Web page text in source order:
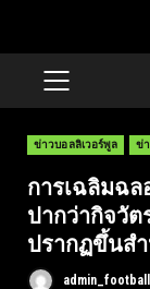
PRIMARY
ข่าวบอลลิเวอร์พูล ข่
การเฉลิมฉ
ปากว่ากิจวั
ปรากฏขึ้นส